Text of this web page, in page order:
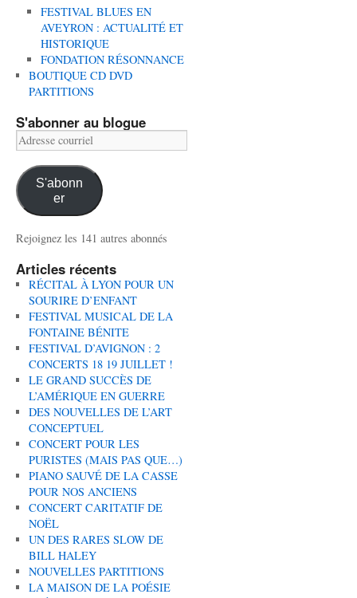
FESTIVAL BLUES EN
AVEYRON : ACTUALITÉ ET
HISTORIQUE
FONDATION RÉSONNANCE
BOUTIQUE CD DVD
PARTITIONS
S'abonner au blogue
Adresse
courriel
S'abonn
er
Rejoignez les 141 autres abonnés
Articles récents
RÉCITAL À LYON POUR UN
SOURIRE D’ENFANT
FESTIVAL MUSICAL DE LA
FONTAINE BÉNITE
FESTIVAL D’AVIGNON : 2
CONCERTS 18 19 JUILLET !
LE GRAND SUCCÈS DE
L’AMÉRIQUE EN GUERRE
DES NOUVELLES DE L’ART
CONCEPTUEL
CONCERT POUR LES
PURISTES (MAIS PAS QUE…)
PIANO SAUVÉ DE LA CASSE
POUR NOS ANCIENS
CONCERT CARITATIF DE
NOËL
UN DES RARES SLOW DE
BILL HALEY
NOUVELLES PARTITIONS
LA MAISON DE LA POÉSIE